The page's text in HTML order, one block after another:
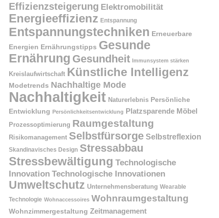
Effizienzsteigerung Elektromobilität
Energieeffizienz Entspannung
Entspannungstechniken Erneuerbare
Energien Ernährungstipps Gesunde
Ernährung Gesundheit Immunsystem stärken
Kreislaufwirtschaft Künstliche Intelligenz
Modetrends Nachhaltige Mode
Nachhaltigkeit Naturerlebnis Persönliche
Entwicklung Persönlichkeitsentwicklung Platzsparende Möbel
Prozessoptimierung Raumgestaltung
Risikomanagement Selbstfürsorge Selbstreflexion
Skandinavisches Design Stressabbau
Stressbewältigung Technologische
Innovation Technologische Innovationen
Umweltschutz Unternehmensberatung Wearable
Technologie Wohnaccessoires Wohnraumgestaltung
Wohnzimmergestaltung Zeitmanagement